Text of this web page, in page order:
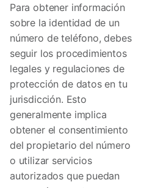
Para obtener información
sobre la identidad de un
número de teléfono, debes
seguir los procedimientos
legales y regulaciones de
protección de datos en tu
jurisdicción. Esto
generalmente implica
obtener el consentimiento
del propietario del número
o utilizar servicios
autorizados que puedan